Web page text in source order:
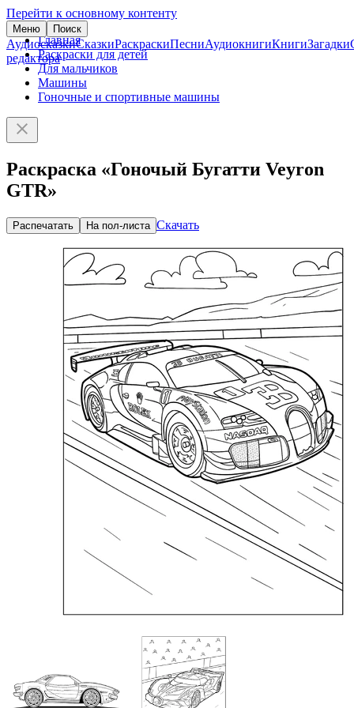
Перейти к основному контенту
Меню Поиск
АудиосказкиСказкиРаскраскиПесниАудиокнигиКнигиЗагадки
редактора
Главная
Раскраски для детей
Для мальчиков
Машины
Гоночные и спортивные машины
Раскраска «Гоночый Бугатти Veyron
GTR»
Распечатать На пол-листа Скачать